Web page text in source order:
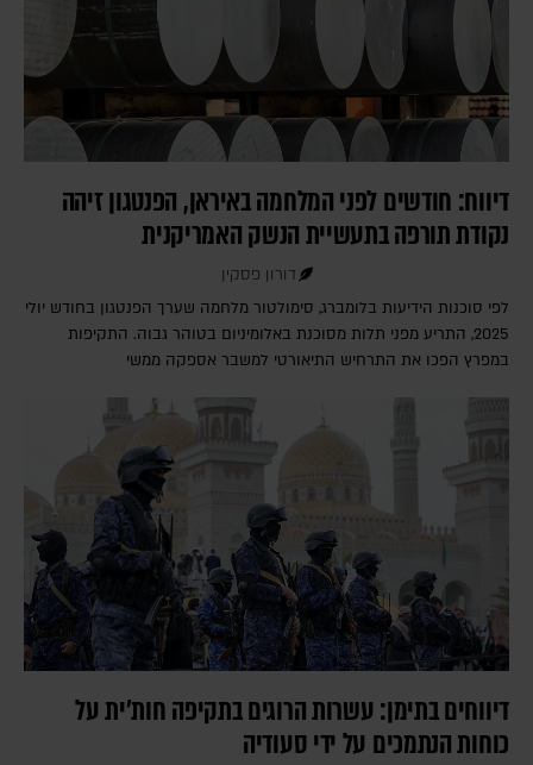
דיווח: חודשים לפני המלחמה באיראן, הפנטגון זיהה
נקודת תורפה בתעשיית הנשק האמריקנית
דורון פסקין
לפי סוכנות הידיעות בלומברג, סימולטור מלחמה שערך הפנטגון בחודש יולי
2025, התריע מפני תלות מסוכנת באלומיניום בטוהר גבוה. התקיפות
במפרץ הפכו את התרחיש התיאורטי למשבר אספקה ממשי
דיווחים בתימן: עשרות הרוגים בתקיפה חות'ית על
כוחות הנתמכים על ידי סעודיה